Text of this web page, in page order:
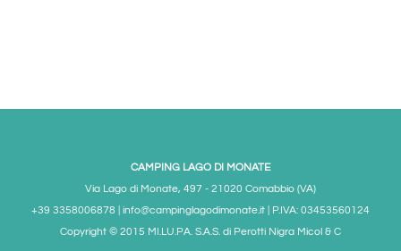
CAMPING LAGO DI MONATE
Via Lago di Monate, 497 - 21020 Comabbio (VA)
+39 3358006878 | info@campinglagodimonate.it | P.IVA: 03453560124
Copyright © 2015 MI.LU.PA. S.A.S. di Perotti Nigra Micol & C